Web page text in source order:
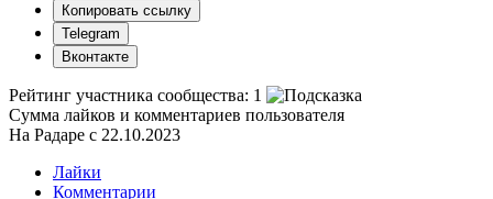
Копировать ссылку
Telegram
Вконтакте
Рейтинг участника сообщества: 1
Сумма лайков и комментариев пользователя
На Радаре с 22.10.2023
Лайки
Комментарии